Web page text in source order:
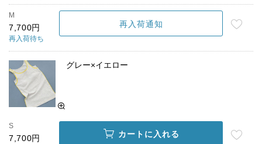
M
7,700円
再入荷待ち
再入荷通知
グレー×イエロー
S
7,700円 カートに入れる